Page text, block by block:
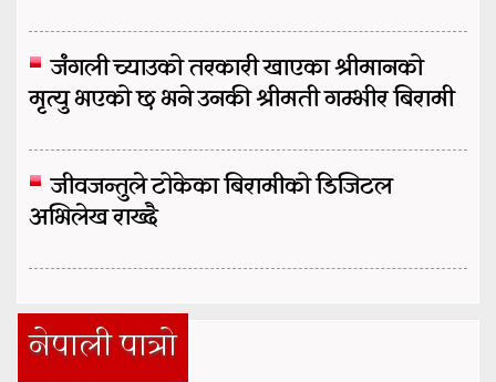
जंगली च्याउको तरकारी खाएका श्रीमानको
मृत्यु भएको छ भने उनकी श्रीमती गम्भीर बिरामी
जीवजन्तुले टोकेका बिरामीको डिजिटल
अभिलेख राख्दै
नेपाली पात्रो